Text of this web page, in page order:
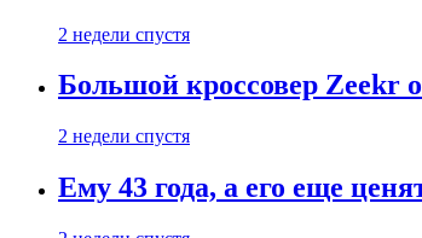
2 недели спустя
Большой кроссовер Zeekr
2 недели спустя
Ему 43 года, а его еще